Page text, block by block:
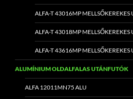
ALFA-T 43016MP
ALFA-T 43018MP
ALFA-T 43616MP
ALUMÍNIUM OLDALFALAS UTÁNFUTÓK
ALFA 12011MN75 ALU